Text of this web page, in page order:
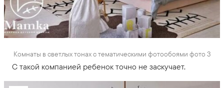
Комнаты в светлых тонах с тематическими фотообоями фото 3
С такой компанией ребенок точно не заскучает.